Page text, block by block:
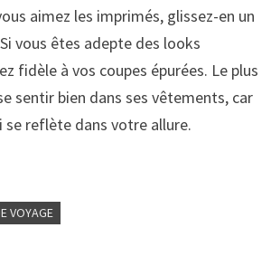
aimez les imprimés, glissez-en un
vous êtes adepte des looks
fidèle à vos coupes épurées. Le plus
sentir bien dans ses vêtements, car
se reflète dans votre allure.
VOYAGE